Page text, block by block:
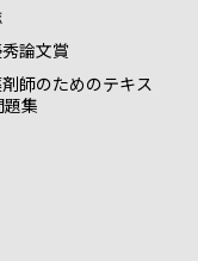
論文賞
師のためのテキス
題集